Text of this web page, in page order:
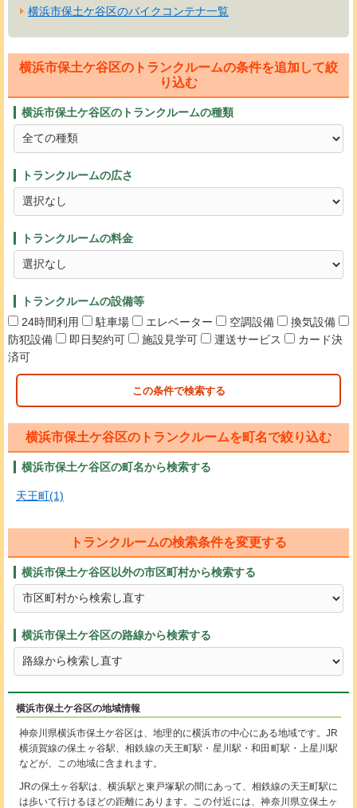
横浜市保土ケ谷区のバイクコンテナ一覧
横浜市保土ケ谷区のトランクルームの条件を追加して絞
り込む
横浜市保土ケ谷区のトランクルームの種類
トランクルームの広さ
トランクルームの料金
トランクルームの設備等
24時間利用
駐車場 エレベーター 空調設備
換気設備
防犯設備
即日契約可 施設見学可 運送サービス
カード決
済可
この条件で検索する
横浜市保土ケ谷区のトランクルームを町名で絞り込む
横浜市保土ケ谷区の町名から検索する
天王町(1)
トランクルームの検索条件を変更する
横浜市保土ケ谷区以外の市区町村から検索する
横浜市保土ケ谷区の路線から検索する
横浜市保土ケ谷区の地域情報
神奈川県横浜市保土ケ谷区は、地理的に横浜市の中心にある地域です。JR
横須賀線の保土ヶ谷駅、相鉄線の天王町駅・星川駅・和田町駅・上星川駅
などが、この地域に含まれます。
JRの保土ヶ谷駅は、横浜駅と東戸塚駅の間にあって、相鉄線の天王町駅に
は歩いて行けるほどの距離にあります。この付近には、神奈川県立保土ヶ